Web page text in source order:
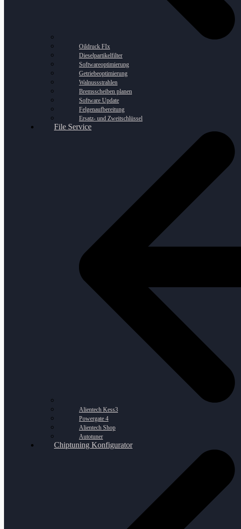
Oildruck FIx
Dieselpartikelfilter
Softwareoptimierung
Getriebeoptimierung
Walnussstrahlen
Bremsscheiben planen
Software Update
Felgenaufbereitung
Ersatz- und Zweitschlüssel
File Service
Alientech Kess3
Powergate 4
Alientech Shop
Autotuner
Chiptuning Konfigurator